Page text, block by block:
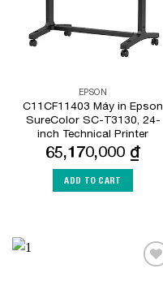
EPSON
C11CF11403 Máy in Epson
SureColor SC-T3130, 24-
inch Technical Printer
65,170,000 ₫
ADD TO CART